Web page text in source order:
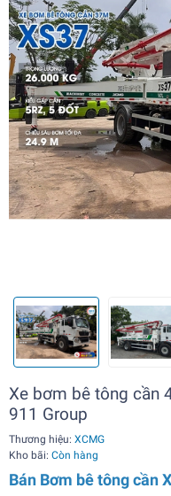
Xe bơm bê tông cần
911 Group
Thương hiệu: XCMG
Kho bãi: Còn hàng
Bán Bơm bê tông cần